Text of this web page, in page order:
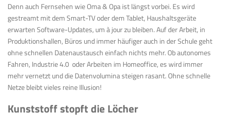
Denn auch Fernsehen wie Oma & Opa ist längst vorbei. Es wird
gestreamt mit dem Smart-TV oder dem Tablet, Haushaltsgeräte
erwarten Software-Updates, um à jour zu bleiben. Auf der Arbeit, in
Produktionshallen, Büros und immer häufiger auch in der Schule geht
ohne schnellen Datenaustausch einfach nichts mehr. Ob autonomes
Fahren, Industrie 4.0 oder Arbeiten im Homeoffice, es wird immer
mehr vernetzt und die Datenvolumina steigen rasant. Ohne schnelle
Netze bleibt vieles reine Illusion!
Kunststoff stopft die Löcher